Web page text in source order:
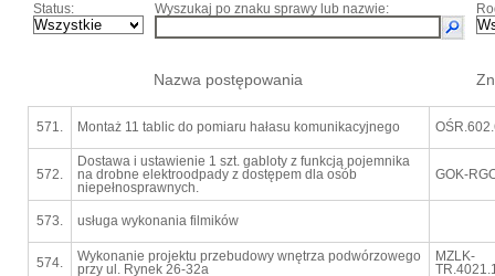
Status: Wyszukaj po znaku sprawy lub nazwie:
Nazwa postępowania
571. Montaż 11 tablic do pomiaru hałasu komunikacyjnego
572.
Dostawa i ustawienie 1 szt. gabloty z funkcją pojemnika
na drobne elektroodpady z dostępem dla osób
niepełnosprawnych.
GOK-
573. usługa wykonania filmików
574.
Wykonanie projektu przebudowy wnętrza podwórzowego
przy ul. Rynek 26-32a
MZLK-